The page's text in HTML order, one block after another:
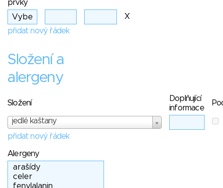
prvky
X
přidat nový řádek
Složení a
alergeny
Složení
Doplňující
informace
jedlé kaštany
přidat nový řádek
Alergeny